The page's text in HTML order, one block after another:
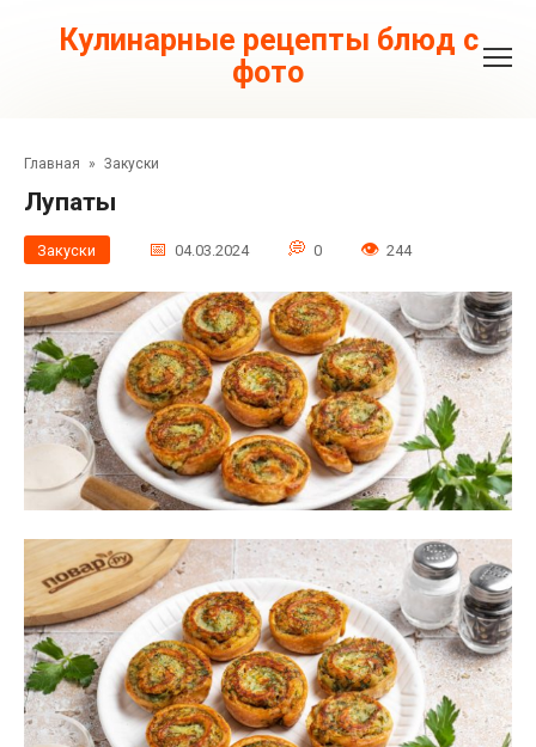
контентуКулинарные рецепты блюд с
фото
Главная » Закуски
Лупаты
Закуски 04.03.2024 0 244